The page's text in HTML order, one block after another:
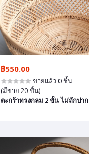
฿550.00
ขายแล้ว 0 ชิ้น
(มีขาย 20 ชิ้น)
ตะกร้าทรงกลม 2 ชั้น ไม่ถักปาก